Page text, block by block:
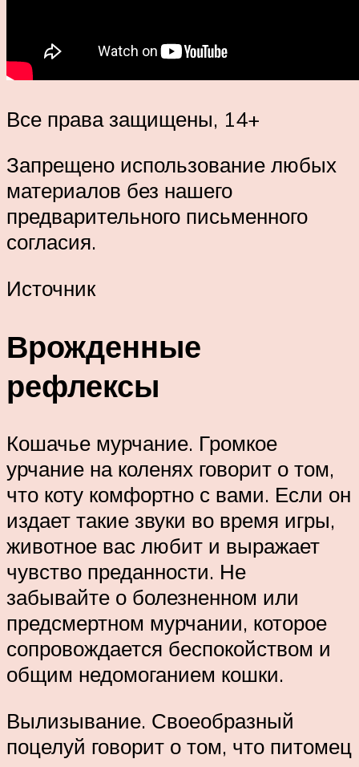
Все права защищены, 14+
Запрещено использование любых
материалов без нашего
предварительного письменного
согласия.
Источник
Врожденные
рефлексы
Кошачье мурчание. Громкое
урчание на коленях говорит о том,
что коту комфортно с вами. Если он
издает такие звуки во время игры,
животное вас любит и выражает
чувство преданности. Не
забывайте о болезненном или
предсмертном мурчании, которое
сопровождается беспокойством и
общим недомоганием кошки.
Вылизывание. Своеобразный
поцелуй говорит о том, что питомец